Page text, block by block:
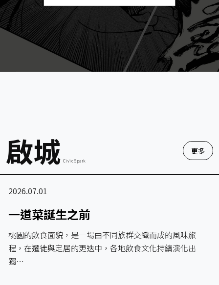
啟城 Civic Spark
更多
2026.07.01
一道菜誕生之前
桃園的飲食面貌，是一場由不同族群交織而成的風味旅
程，在遷徙與定居的更迭中，各地飲食文化持續演化出
獨…